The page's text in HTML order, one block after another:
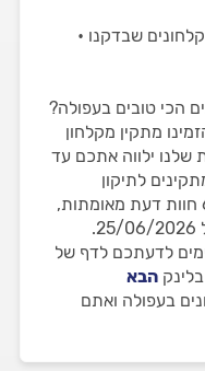
שבדקנו •
הכי טובים בעפולה?
מתקין מקלחון
שלנו ילווה אתכם עד
לתיקון
והתקנת מקלחונים שבדקנו עם 62 חוות דעת מאומתות,
לדעתכם לדף של
הבא
בעפולה ואתם